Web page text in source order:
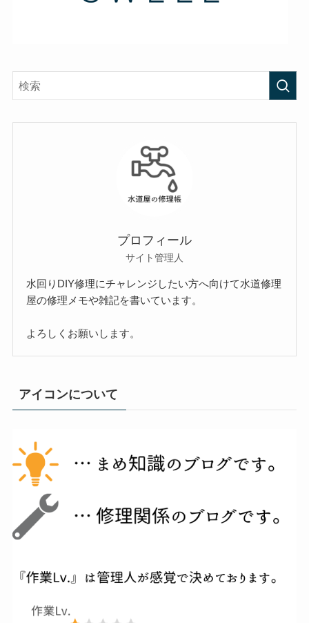
プロフィール
サイト管理人
水回りDIY修理にチャレンジしたい方へ向けて水道修理
屋の修理メモや雑記を書いています。
よろしくお願いします。
アイコンについて